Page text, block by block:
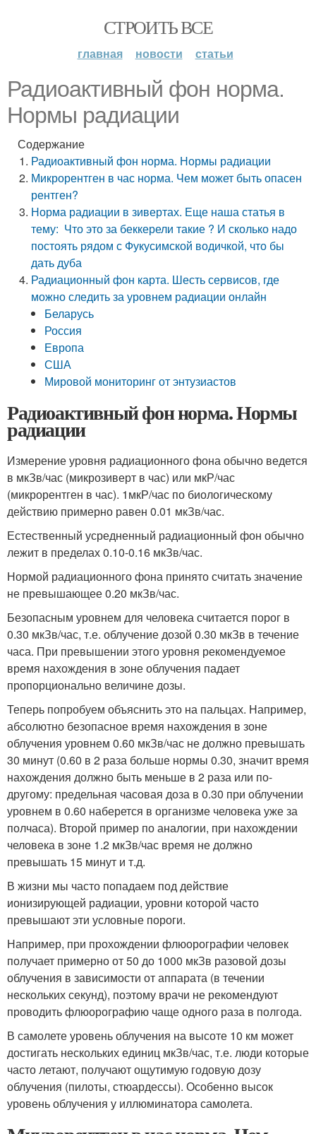
СТРОИТЬ ВСЕ
главная новости статьи
Радиоактивный фон норма.
Нормы радиации
Содержание
Радиоактивный фон норма. Нормы радиации
Микрорентген в час норма. Чем может быть опасен
рентген?
Норма радиации в зивертах. Еще наша статья в
тему: Что это за беккерели такие ? И сколько надо
постоять рядом с Фукусимской водичкой, что бы
дать дуба
Радиационный фон карта. Шесть сервисов, где
можно следить за уровнем радиации онлайн
Беларусь
Россия
Европа
США
Мировой мониторинг от энтузиастов
Радиоактивный фон норма. Нормы
радиации
Измерение уровня радиационного фона обычно ведется
в мкЗв/час (микрозиверт в час) или мкР/час
(микрорентген в час). 1мкР/час по биологическому
действию примерно равен 0.01 мкЗв/час.
Естественный усредненный радиационный фон обычно
лежит в пределах 0.10-0.16 мкЗв/час.
Нормой радиационного фона принято считать значение
не превышающее 0.20 мкЗв/час.
Безопасным уровнем для человека считается порог в
0.30 мкЗв/час, т.е. облучение дозой 0.30 мкЗв в течение
часа. При превышении этого уровня рекомендуемое
время нахождения в зоне облучения падает
пропорционально величине дозы.
Теперь попробуем объяснить это на пальцах. Например,
абсолютно безопасное время нахождения в зоне
облучения уровнем 0.60 мкЗв/час не должно превышать
30 минут (0.60 в 2 раза больше нормы 0.30, значит время
нахождения должно быть меньше в 2 раза или по-
другому: предельная часовая доза в 0.30 при облучении
уровнем в 0.60 наберется в организме человека уже за
полчаса). Второй пример по аналогии, при нахождении
человека в зоне 1.2 мкЗв/час время не должно
превышать 15 минут и т.д.
В жизни мы часто попадаем под действие
ионизирующей радиации, уровни которой часто
превышают эти условные пороги.
Например, при прохождении флюорографии человек
получает примерно от 50 до 1000 мкЗв разовой дозы
облучения в зависимости от аппарата (в течении
нескольких секунд), поэтому врачи не рекомендуют
проводить флюорографию чаще одного раза в полгода.
В самолете уровень облучения на высоте 10 км может
достигать нескольких единиц мкЗв/час, т.е. люди которые
часто летают, получают ощутимую годовую дозу
облучения (пилоты, стюардессы). Особенно высок
уровень облучения у иллюминатора самолета.